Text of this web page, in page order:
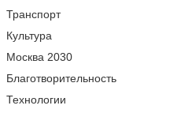
Транспорт
Культура
Москва 2030
Благотворительность
Технологии